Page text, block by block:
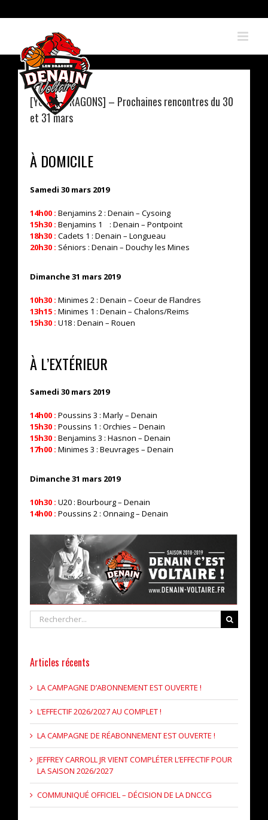
to
[YOUNG DRAGONS] – Prochaines rencontres du 30
et 31 mars
À DOMICILE
Samedi 30 mars 2019
14h00 : Benjamins 2 : Denain – Cysoing
15h30 : Benjamins 1 : Denain – Pontpoint
18h30 : Cadets 1 : Denain – Longueau
20h30 : Séniors : Denain – Douchy les Mines
Dimanche 31 mars 2019
10h30 : Minimes 2 : Denain – Coeur de Flandres
13h15 : Minimes 1 : Denain – Chalons/Reims
15h30 : U18 : Denain – Rouen
À L’EXTÉRIEUR
Samedi 30 mars 2019
14h00 : Poussins 3 : Marly – Denain
15h30 : Poussins 1 : Orchies – Denain
15h30 : Benjamins 3 : Hasnon – Denain
17h00 : Minimes 3 : Beuvrages – Denain
Dimanche 31 mars 2019
10h30 : U20 : Bourbourg – Denain
14h00 : Poussins 2 : Onnaing – Denain
Rechercher
Articles récents
LA CAMPAGNE D’ABONNEMENT EST OUVERTE !
L’EFFECTIF 2026/2027 AU COMPLET !
LA CAMPAGNE DE RÉABONNEMENT EST OUVERTE !
JEFFREY CARROLL JR VIENT COMPLÉTER L’EFFECTIF POUR
LA SAISON 2026/2027
COMMUNIQUÉ OFFICIEL – DÉCISION DE LA DNCCG